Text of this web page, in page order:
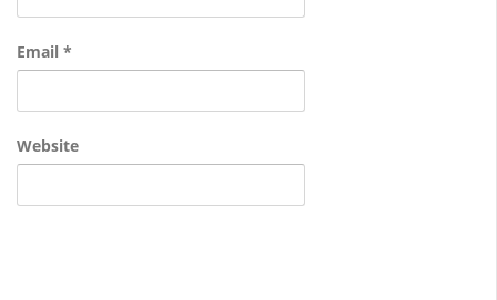
Email *
Website